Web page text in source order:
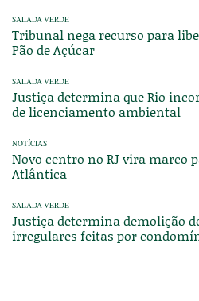
SALADA VERDE
Tribunal nega recurso para
Pão de Açúcar
SALADA VERDE
Justiça determina que Rio
de licenciamento ambiental
NOTÍCIAS
Novo centro no RJ vira marco
Atlântica
SALADA VERDE
Justiça determina demolição
irregulares feitas por